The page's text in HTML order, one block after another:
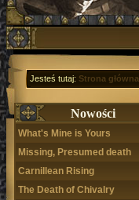
Jesteś tutaj: Strona główna
Nowości
What's Mine is Yours
Missing, Presumed death
Carnillean Rising
The Death of Chivalry